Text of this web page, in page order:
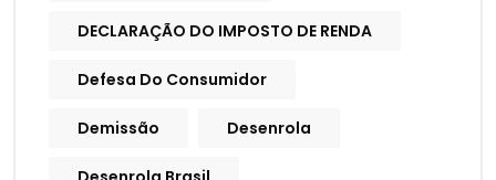
DECLARAÇÃO DO IMPOSTO DE RENDA
Defesa Do Consumidor
Demissão Desenrola